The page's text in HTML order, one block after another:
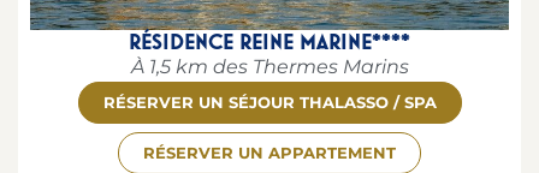
RÉSIDENCE REINE MARINE****
À 1,5 km des Thermes Marins
RÉSERVER UN SÉJOUR THALASSO / SPA
RÉSERVER UN APPARTEMENT